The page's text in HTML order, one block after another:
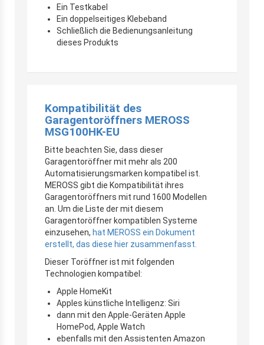
Ein Testkabel
Ein doppelseitiges Klebeband
Schließlich die Bedienungsanleitung
dieses Produkts
Kompatibilität des
Garagentoröffners MEROSS
MSG100HK-EU
Bitte beachten Sie, dass dieser
Garagentoröffner mit mehr als 200
Automatisierungsmarken kompatibel ist.
MEROSS gibt die Kompatibilität ihres
Garagentoröffners mit rund 1600 Modellen
an. Um die Liste der mit diesem
Garagentoröffner kompatiblen Systeme
einzusehen, hat MEROSS ein Dokument
erstellt, das diese hier zusammenfasst.
Dieser Toröffner ist mit folgenden
Technologien kompatibel:
Apple HomeKit
Apples künstliche Intelligenz: Siri
dann mit den Apple-Geräten Apple
HomePod, Apple Watch
ebenfalls mit den Assistenten Amazon